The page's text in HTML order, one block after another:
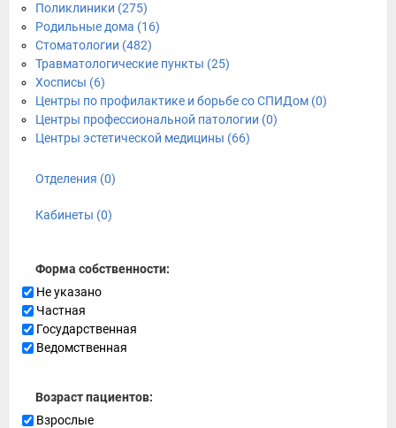
Поликлиники (275)
Родильные дома (16)
Стоматологии (482)
Травматологические пункты (25)
Хосписы (6)
Центры по профилактике и борьбе со СПИДом (0)
Центры профессиональной патологии (0)
Центры эстетической медицины (66)
Отделения (0)
Кабинеты (0)
Форма собственности:
Не указано
Частная
Государственная
Ведомственная
Возраст пациентов:
Взрослые